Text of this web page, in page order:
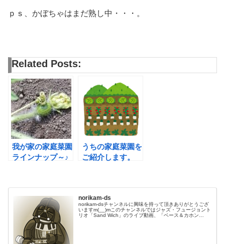
ｐｓ、かぼちゃはまだ熟し中・・・。
Related Posts:
我が家の家庭菜園
ラインナップ～♪
うちの家庭菜園を
ご紹介します。
norikam-ds
norikam-dsチャンネルに興味を持って頂きありがとうござ
いますm(__)mこのチャンネルではジャズ・フュージョント
リオ「Sand Wich」のライブ動画、「ベース＆カホン